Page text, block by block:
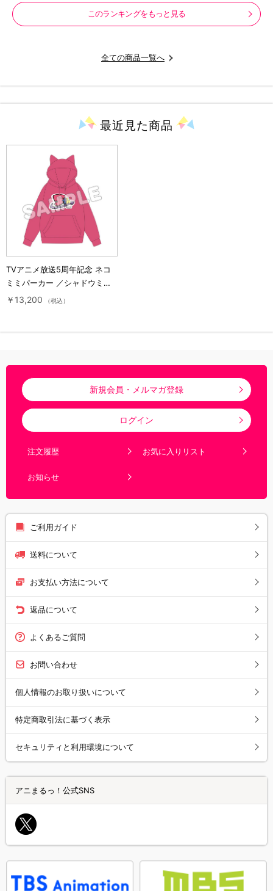
このランキングをもっと見る
全ての商品一覧へ
最近見た商品
TVアニメ放送5周年記念 ネコ
ミミパーカー ／シャドウミス
トレス優子モデル／まちカドま
￥13,200 （税込）
新規会員・メルマガ登録
ログイン
注文履歴 お気に入りリスト
お知らせ
ご利用ガイド
送料について
お支払い方法について
返品について
よくあるご質問
お問い合わせ
個人情報のお取り扱いについて
特定商取引法に基づく表示
セキュリティと利用環境について
アニまるっ！公式SNS